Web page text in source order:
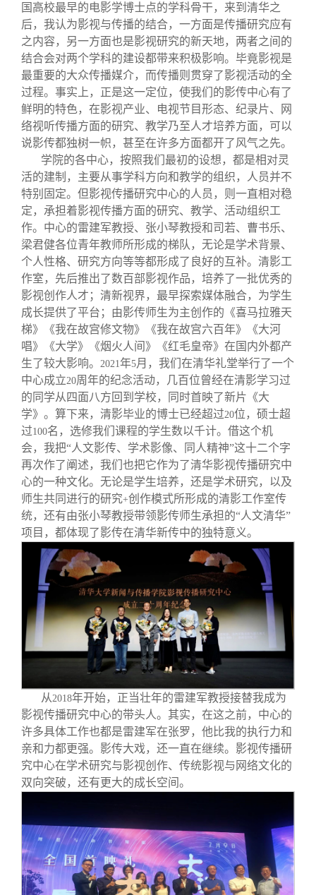
国高校最早的电影学博士点的学科骨干，来到清华之
后，我认为影视与传播的结合，一方面是传播研究应有
之内容，另一方面也是影视研究的新天地，两者之间的
结合会对两个学科的建设都带来积极影响。毕竟影视是
最重要的大众传播媒介，而传播则贯穿了影视活动的全
过程。事实上，正是这一定位，使我们的影传中心有了
鲜明的特色，在影视产业、电视节目形态、纪录片、网
络视听传播方面的研究、教学乃至人才培养方面，可以
说影传都独树一帜，甚至在许多方面都开了风气之先。
学院的各中心，按照我们最初的设想，都是相对灵
活的建制，主要从事学科方向和教学的组织，人员并不
特别固定。但影视传播研究中心的人员，则一直相对稳
定，承担着影视传播方面的研究、教学、活动组织工
作。中心的雷建军教授、张小琴教授和司若、曹书乐、
梁君健各位青年教师所形成的梯队，无论是学术背景、
个人性格、研究方向等等都形成了良好的互补。清影工
作室，先后推出了数百部影视作品，培养了一批优秀的
影视创作人才；清新视界，最早探索媒体融合，为学生
成长提供了平台；由影传师生为主创作的《喜马拉雅天
梯》《我在故宫修文物》《我在故宫六百年》《大河
唱》《大学》《烟火人间》《红毛皇帝》在国内外都产
生了较大影响。
2021年5月，我们在清华礼堂举行了一个
中心成立20周年的纪念活动，几百位曾经在清影学习过
的同学从四面八方回到学校，同时首映了新片《大
学》。算下来，清影毕业的博士已经超过20位，硕士超
过100名，选修我们课程的学生数以千计。借这个机
会，我把“人文影传、学术影像、同人精神”这十二个字
再次作了阐述，我们也把它作为了清华影视传播研究中
心的一种文化。无论是学生培养，还是学术研究，以及
师生共同进行的研究+创作模式所形成的清影工作室传
统，还有由张小琴教授带领影传师生承担的“人文清华”
项目，都体现了影传在清华新传中的独特意义。
从2018年开始，正当壮年的雷建军教授接替我成为
影视传播研究中心的带头人。其实，在这之前，中心的
许多具体工作也都是雷建军在张罗，他比我的执行力和
亲和力都更强。影传大戏，还一直在继续。影视传播研
究中心在学术研究与影视创作、传统影视与网络文化的
双向突破，还有更大的成长空间。